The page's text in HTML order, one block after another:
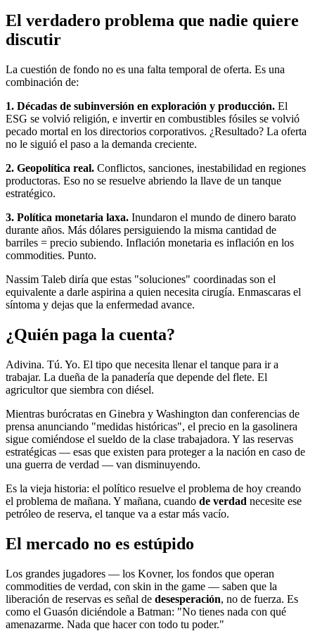
El verdadero problema que nadie quiere
discutir
La cuestión de fondo no es una falta temporal de oferta. Es una
combinación de:
1. Décadas de subinversión en exploración y producción. El
ESG se volvió religión, e invertir en combustibles fósiles se volvió
pecado mortal en los directorios corporativos. ¿Resultado? La oferta
no le siguió el paso a la demanda creciente.
2. Geopolítica real. Conflictos, sanciones, inestabilidad en regiones
productoras. Eso no se resuelve abriendo la llave de un tanque
estratégico.
3. Política monetaria laxa. Inundaron el mundo de dinero barato
durante años. Más dólares persiguiendo la misma cantidad de
barriles = precio subiendo. Inflación monetaria es inflación en los
commodities. Punto.
Nassim Taleb diría que estas "soluciones" coordinadas son el
equivalente a darle aspirina a quien necesita cirugía. Enmascaras el
síntoma y dejas que la enfermedad avance.
¿Quién paga la cuenta?
Adivina. Tú. Yo. El tipo que necesita llenar el tanque para ir a
trabajar. La dueña de la panadería que depende del flete. El
agricultor que siembra con diésel.
Mientras burócratas en Ginebra y Washington dan conferencias de
prensa anunciando "medidas históricas", el precio en la gasolinera
sigue comiéndose el sueldo de la clase trabajadora. Y las reservas
estratégicas — esas que existen para proteger a la nación en caso de
una guerra de verdad — van disminuyendo.
Es la vieja historia: el político resuelve el problema de hoy creando
el problema de mañana. Y mañana, cuando de verdad necesite ese
petróleo de reserva, el tanque va a estar más vacío.
El mercado no es estúpido
Los grandes jugadores — los Kovner, los fondos que operan
commodities de verdad, con skin in the game — saben que la
liberación de reservas es señal de desesperación, no de fuerza. Es
como el Guasón diciéndole a Batman: "No tienes nada con qué
amenazarme. Nada que hacer con todo tu poder."